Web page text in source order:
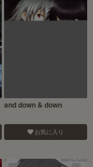
and down & down
お気に入り